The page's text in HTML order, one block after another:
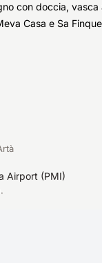
con doccia, vasca
Casa e Sa
Airport (PMI)